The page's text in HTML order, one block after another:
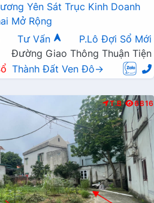
Yên Sát Trục Kinh Doanh
Mở Rộng
Tư Vấn
P.Lô Đợi Sổ Mới
Đường Giao Thông Thuận Tiện
Thành Đất Ven Đô→
T.B 6816